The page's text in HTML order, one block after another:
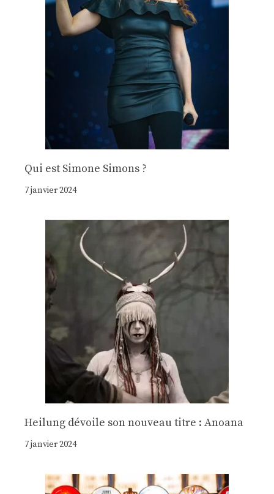
Qui est Simone Simons ?
7 janvier 2024
Heilung dévoile son nouveau titre : Anoana
7 janvier 2024